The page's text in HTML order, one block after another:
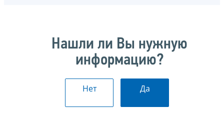
Нашли ли Вы нужную
информацию?
Нет Да